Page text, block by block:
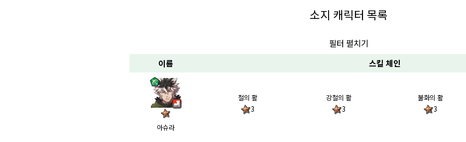
소지 캐릭터 목록
필터 펼치기
이름
스킬 체인
아슈라
철의 활
3
강철의 활
3
불화의 활
3